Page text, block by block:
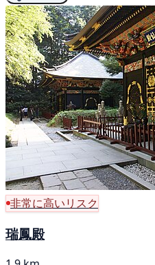
非常に高いリスク
瑞鳳殿